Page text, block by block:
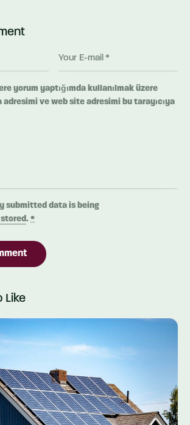
yorum yaptığımda kullanılmak üzere
adresimi ve web site adresimi bu tarayıcıya
submitted data is being
.*
Like